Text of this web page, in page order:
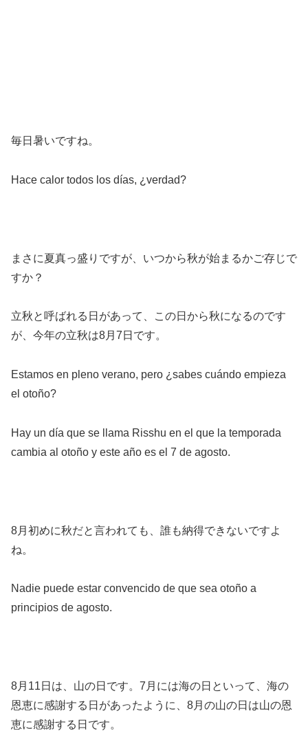
毎日暑いですね。
Hace calor todos los días, ¿verdad?
まさに夏真っ盛りですが、いつから秋が始まるかご存じで
すか？
立秋と呼ばれる日があって、この日から秋になるのです
が、今年の立秋は8月7日です。
Estamos en pleno verano, pero ¿sabes cuándo empieza
el otoño?
Hay un día que se llama Risshu en el que la temporada
cambia al otoño y este año es el 7 de agosto.
8月初めに秋だと言われても、誰も納得できないですよ
ね。
Nadie puede estar convencido de que sea otoño a
principios de agosto.
8月11日は、山の日です。7月には海の日といって、海の
恩恵に感謝する日があったように、8月の山の日は山の恩
恵に感謝する日です。